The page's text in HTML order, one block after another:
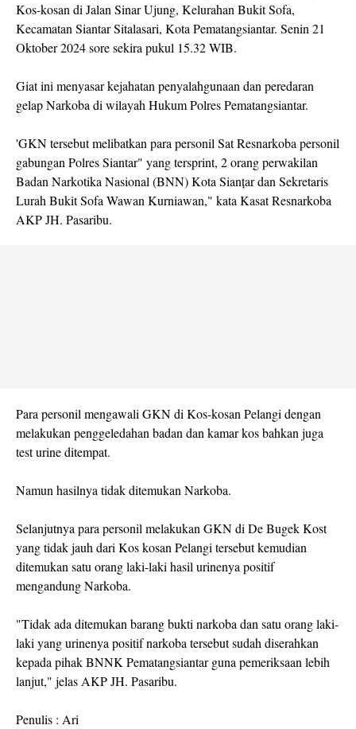
Kos-kosan di Jalan Sinar Ujung, Kelurahan Bukit Sofa,
Kecamatan Siantar Sitalasari, Kota Pematangsiantar. Senin 21
Oktober 2024 sore sekira pukul 15.32 WIB.
Giat ini menyasar kejahatan penyalahgunaan dan peredaran
gelap Narkoba di wilayah Hukum Polres Pematangsiantar.
'GKN tersebut melibatkan para personil Sat Resnarkoba personil
gabungan Polres Siantar" yang tersprint, 2 orang perwakilan
Badan Narkotika Nasional (BNN) Kota Sianțar dan Sekretaris
Lurah Bukit Sofa Wawan Kurniawan," kata Kasat Resnarkoba
AKP JH. Pasaribu.
Para personil mengawali GKN di Kos-kosan Pelangi dengan
melakukan penggeledahan badan dan kamar kos bahkan juga
test urine ditempat.
Namun hasilnya tidak ditemukan Narkoba.
Selanjutnya para personil melakukan GKN di De Bugek Kost
yang tidak jauh dari Kos kosan Pelangi tersebut kemudian
ditemukan satu orang laki-laki hasil urinenya positif
mengandung Narkoba.
"Tidak ada ditemukan barang bukti narkoba dan satu orang laki-
laki yang urinenya positif narkoba tersebut sudah diserahkan
kepada pihak BNNK Pematangsiantar guna pemeriksaan lebih
lanjut," jelas AKP JH. Pasaribu.
Penulis : Ari